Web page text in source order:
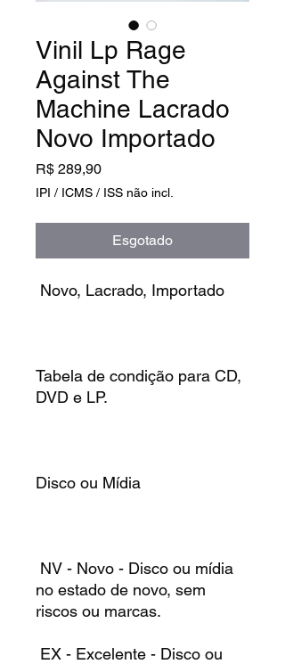
Vinil Lp Rage
Against The
Machine Lacrado
Novo Importado
R$ 289,90Preço
IPI / ICMS / ISS não incl.
Esgotado
Novo, Lacrado, Importado
Tabela de condição para CD,
DVD e LP.
Disco ou Mídia
NV - Novo - Disco ou mídia
no estado de novo, sem
riscos ou marcas.
EX - Excelente - Disco ou